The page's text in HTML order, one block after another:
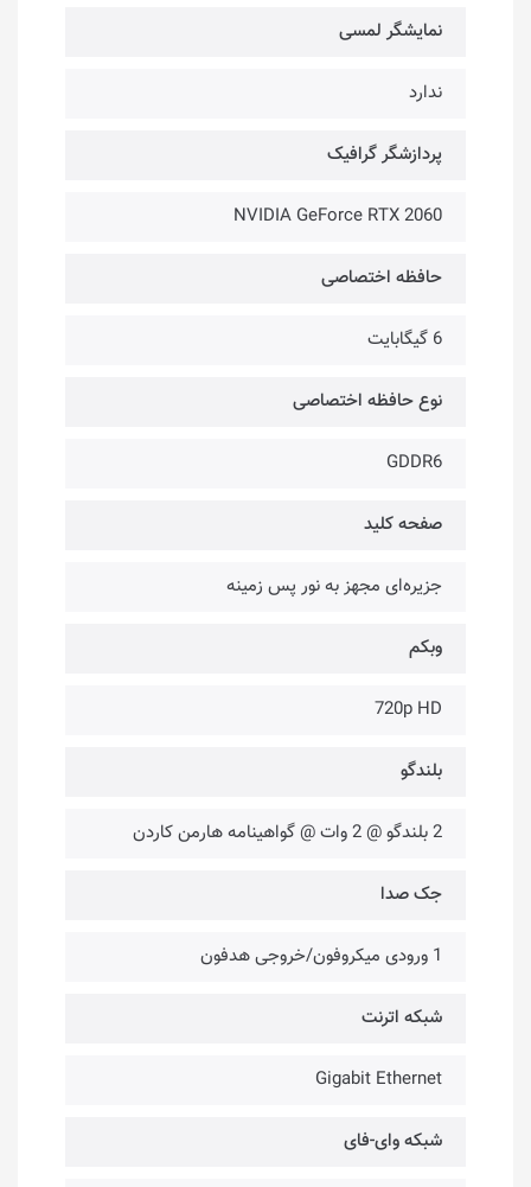
نمایشگر لمسی
ندارد
پردازشگر گرافیک
NVIDIA GeForce RTX 2060
حافظه اختصاصی
6 گیگابایت
نوع حافظه اختصاصی
GDDR6
صفحه کلید
جزیره‌ای مجهز به نور پس زمینه
وبکم
720p HD
بلندگو
2 بلندگو @ 2 وات @ گواهینامه هارمن کاردن
جک صدا
1 ورودی میکروفون/خروجی هدفون
شبکه اترنت
Gigabit Ethernet
شبکه وای-فای